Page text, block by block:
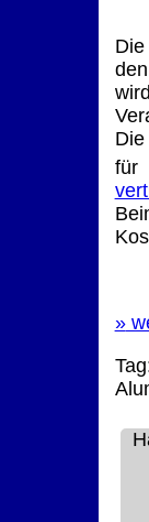
wird
für
»